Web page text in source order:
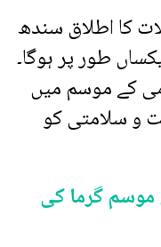
کا اطلاق سندھ
طور پر ہوگا۔
کے موسم میں
و سلامتی کو
موسم گرما کی